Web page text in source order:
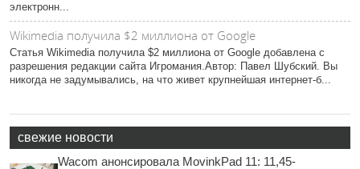
электронн...
Wikimedia получила $2 миллиона от Google
Статья Wikimedia получила $2 миллиона от Google добавлена с
разрешения редакции сайта Игромания.Автор: Павел Шубский. Вы
никогда не задумывались, на что живет крупнейшая интернет-б...
свежие новости
Wacom анонсировала MovinkPad 11: 11,45-